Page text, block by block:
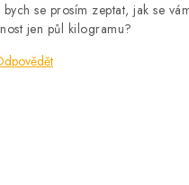
se prosím zeptat, jak se
jen půl kilogramu?